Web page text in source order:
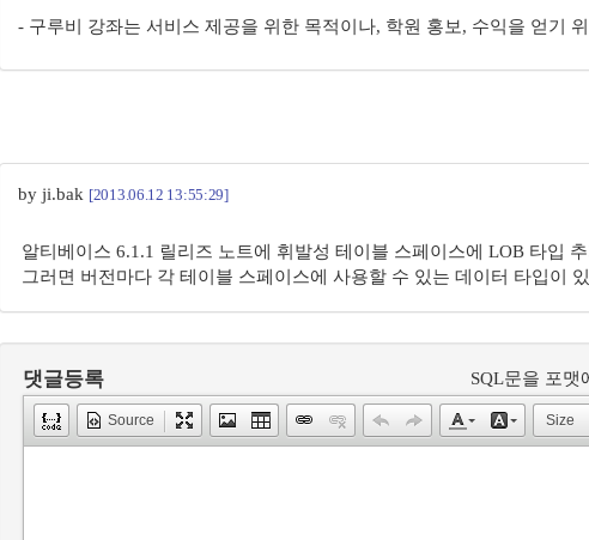
- 구루비 강좌는 서비스 제공을 위한 목적이나, 학원 홍보, 수익을 얻기
by ji.bak [2013.06.12 13:55:29]
알티베이스 6.1.1 릴리즈 노트에 휘발성 테이블 스페이스에 LOB 타입
그러면 버전마다 각 테이블 스페이스에 사용할 수 있는 데이터 타입이
댓글등록 SQL문을 포맷
Source Size